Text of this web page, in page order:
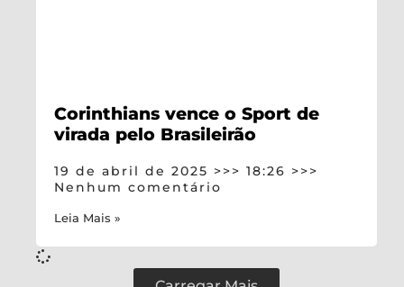
Corinthians vence o Sport de
virada pelo Brasileirão
19 de abril de 2025
18:26
Nenhum comentário
Leia Mais »